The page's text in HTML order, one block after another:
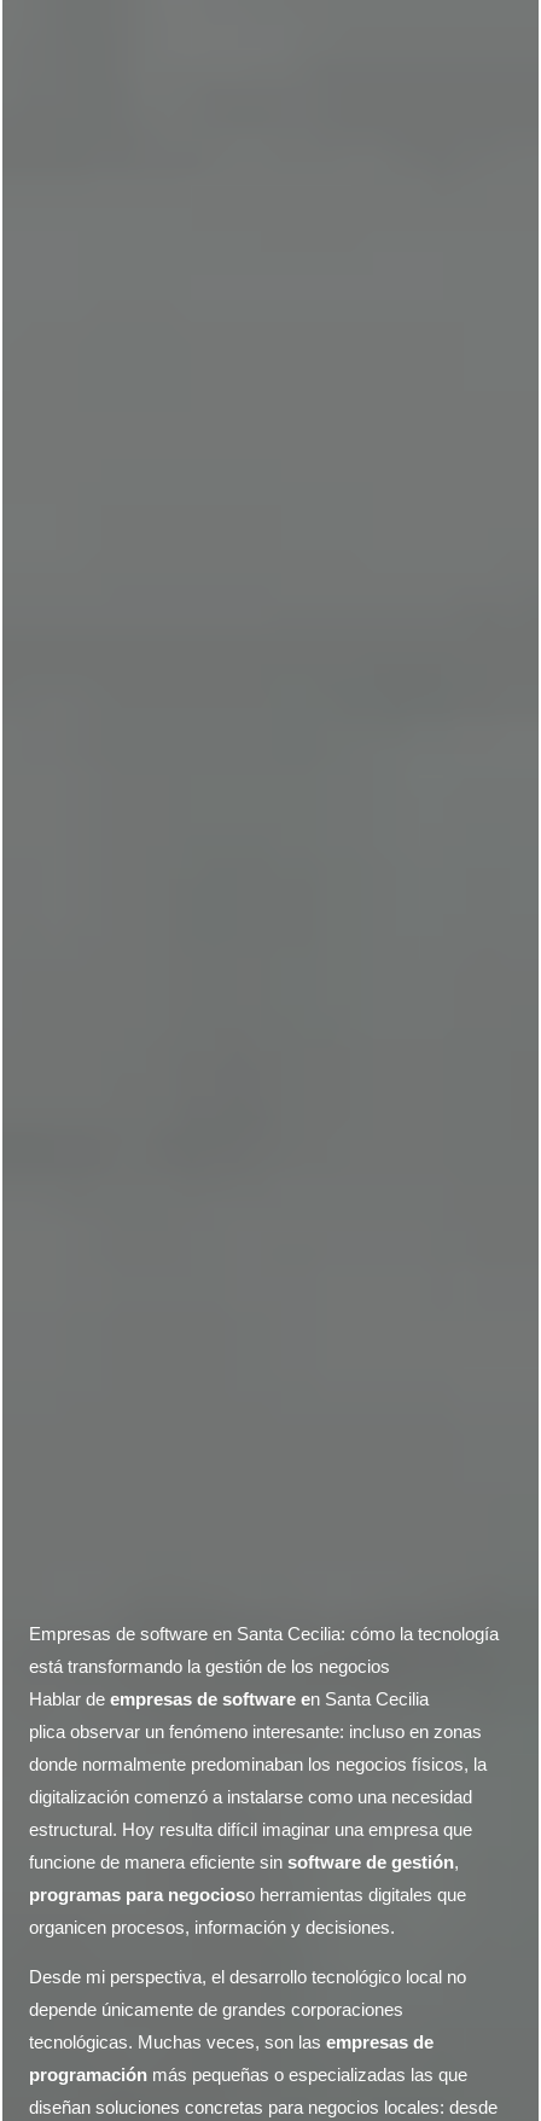
Empresas de software en Santa Cecilia: cómo la tecnología
está transformando la gestión de los negocios
Hablar deempresas de software en Santa Cecilia
plica observar un fenómeno interesante: incluso en zonas
donde normalmente predominaban los negocios físicos, la
digitalización comenzó a instalarse como una necesidad
estructural. Hoy resulta difícil imaginar una empresa que
funcione de manera eficiente sinsoftware de gestión,
programas para negocioso herramientas digitales que
organicen procesos, información y decisiones.
Desde mi perspectiva, el desarrollo tecnológico local no
depende únicamente de grandes corporaciones
tecnológicas. Muchas veces, son lasempresas de
programación más pequeñas o especializadas las que
diseñan soluciones concretas para negocios locales: desde